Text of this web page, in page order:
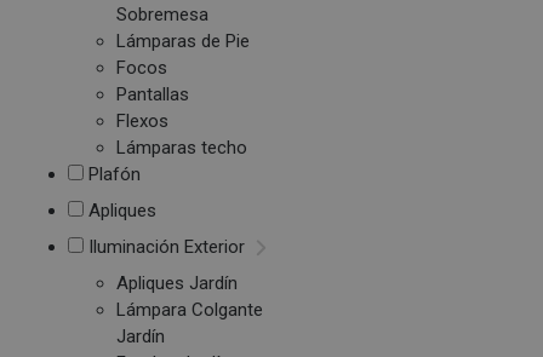
Sobremesa
Lámparas de Pie
Focos
Pantallas
Flexos
Lámparas techo
Plafón
Apliques
Iluminación Exterior
Apliques Jardín
Lámpara Colgante
Jardín